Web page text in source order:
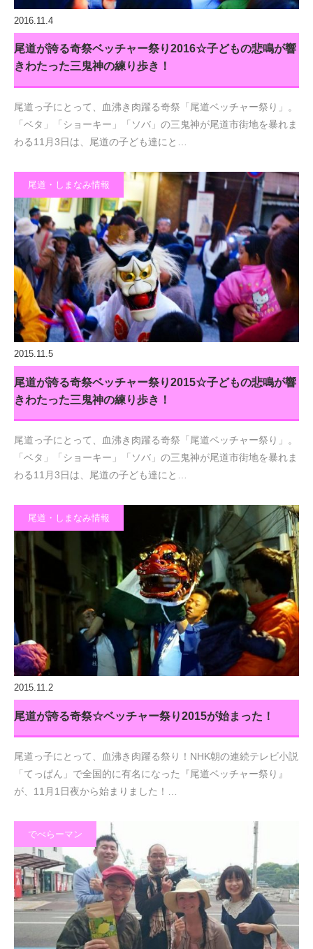
2016.11.4
尾道が誇る奇祭ベッチャー祭り2016☆子どもの悲鳴が響
きわたった三鬼神の練り歩き！
尾道っ子にとって、血沸き肉躍る奇祭「尾道ベッチャー祭り」。
「ベタ」「ショーキー」「ソバ」の三鬼神が尾道市街地を暴れま
わる11月3日は、尾道の子ども達にと…
尾道・しまなみ情報
2015.11.5
尾道が誇る奇祭ベッチャー祭り2015☆子どもの悲鳴が響
きわたった三鬼神の練り歩き！
尾道っ子にとって、血沸き肉躍る奇祭「尾道ベッチャー祭り」。
「ベタ」「ショーキー」「ソバ」の三鬼神が尾道市街地を暴れま
わる11月3日は、尾道の子ども達にと…
尾道・しまなみ情報
2015.11.2
尾道が誇る奇祭☆ベッチャー祭り2015が始まった！
尾道っ子にとって、血沸き肉躍る祭り！NHK朝の連続テレビ小説
「てっぱん」で全国的に有名になった『尾道ベッチャー祭り』
が、11月1日夜から始まりました！…
でべらーマン